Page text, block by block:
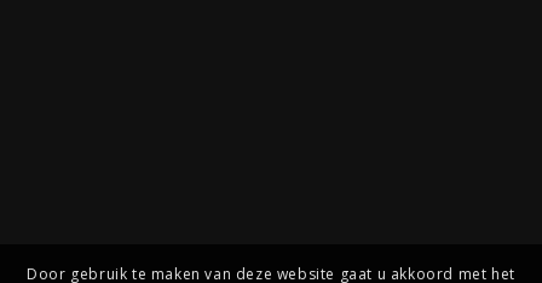
Door gebruik te maken van deze website gaat u akkoord met het